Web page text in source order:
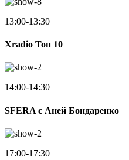
13:00-13:30
Xradio Топ 10
14:00-14:30
SFERA с Аней Бондаренко
17:00-17:30